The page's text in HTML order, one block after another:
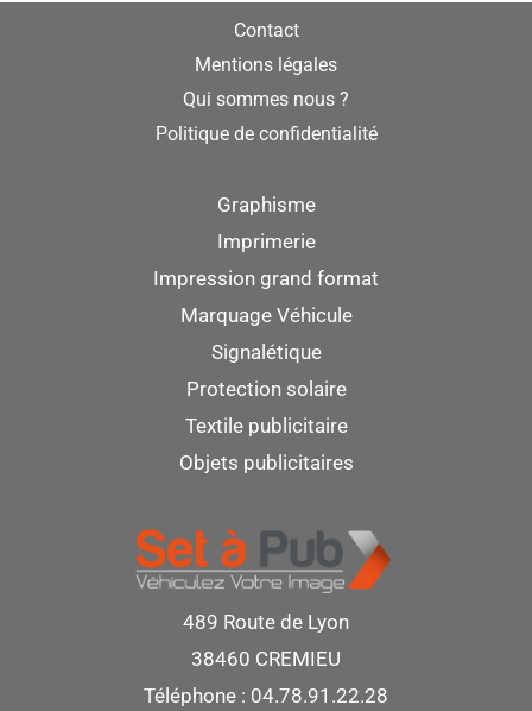
Contact
Mentions légales
Qui sommes nous ?
Politique de confidentialité
Graphisme
Imprimerie
Impression grand format
Marquage Véhicule
Signalétique
Protection solaire
Textile publicitaire
Objets publicitaires
489 Route de Lyon
38460 CREMIEU
Téléphone : 04.78.91.22.28